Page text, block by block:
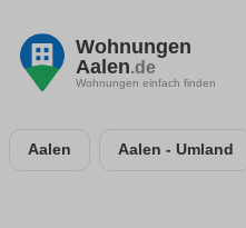
Wohnungen
Aalen.de
Wohnungen einfach finden
Aalen Aalen - Umland